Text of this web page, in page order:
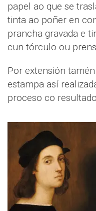
papel ao que se
tinta ao poñer en
prancha gravada e
cun tórculo ou
Por extensión
estampa así
proceso co